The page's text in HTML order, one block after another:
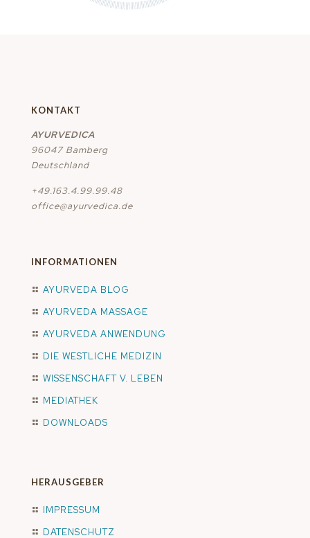
KONTAKT
AYURVEDICA
96047 Bamberg
Deutschland
+49.163.4.99.99.48
office@ayurvedica.de
INFORMATIONEN
AYURVEDA BLOG
AYURVEDA MASSAGE
AYURVEDA ANWENDUNG
DIE WESTLICHE MEDIZIN
WISSENSCHAFT V. LEBEN
MEDIATHEK
DOWNLOADS
HERAUSGEBER
IMPRESSUM
DATENSCHUTZ